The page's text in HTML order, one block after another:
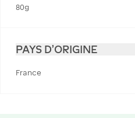
80g
PAYS D'ORIGINE
France